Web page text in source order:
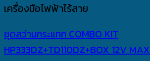
เครื่องมือไฟฟ้าไร้สาย
ชุดสว่านกระแทก COMBO KIT
HP333DZ+TD110DZ+BOX 12V MAX